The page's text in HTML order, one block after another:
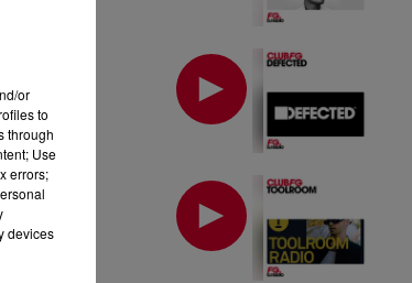
: TOOLROOM
or
to
through
Use
errors;
devices